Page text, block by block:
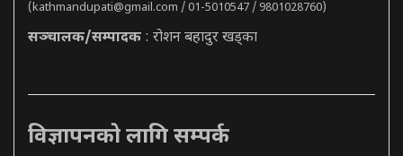
(kathmandupati@gmail.com / 01-5010547 / 9801028760)
सञ्चालक/सम्पादक : रोशन बहादुर खड्का
विज्ञापनको लागि सम्पर्क